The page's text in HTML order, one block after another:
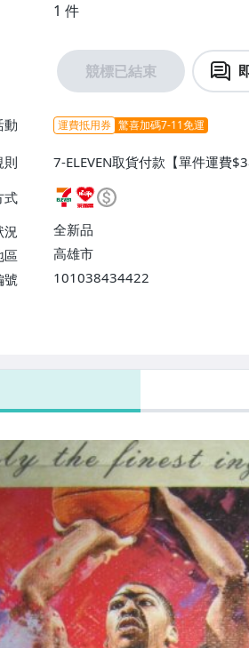
1 件
競標已結束
動 運費抵用券 驚喜加碼7-11免運
則
7-ELEVEN取貨付款【單件運費
費】、7-ELEVEN取貨不付款【
運費$60、滿50件或消費滿
0、滿30件或消費滿$30000免運
式
況
全新品
區
高雄市
號
101038434422